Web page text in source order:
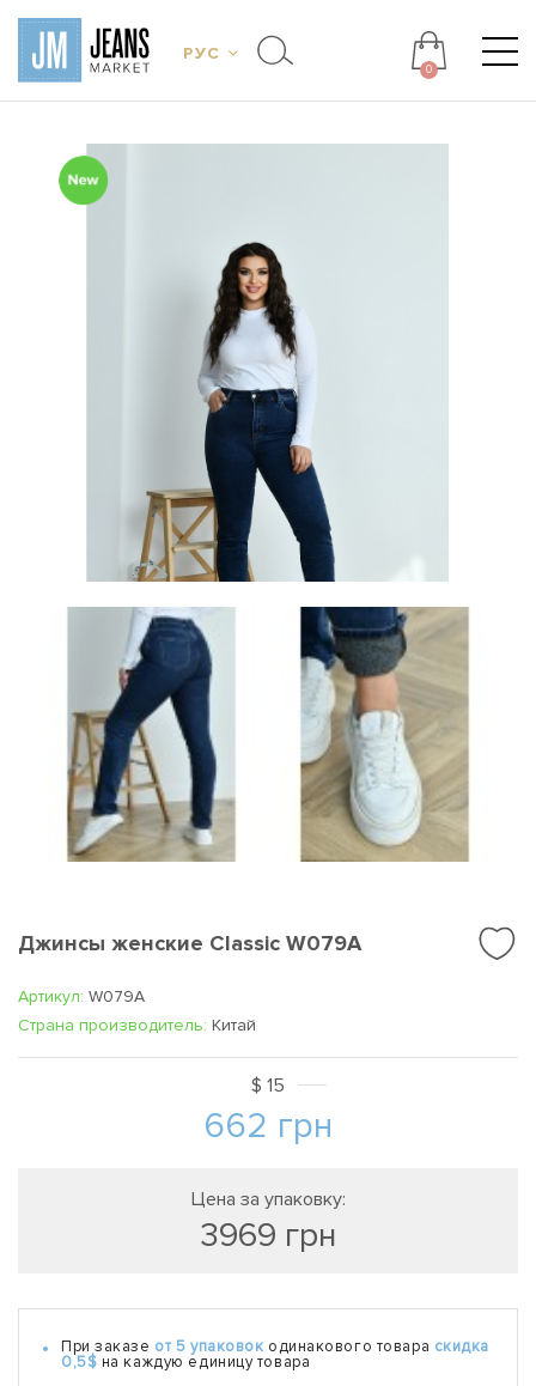
РУС
0
Джинсы женские Classic W079A
Артикул: W079A
Cтрана производитель: Китай
$ 15
662 грн
Цена за упаковку:
3969 грн
При заказе от 5 упаковок одинакового товара скидка
0,5$ на каждую единицу товара